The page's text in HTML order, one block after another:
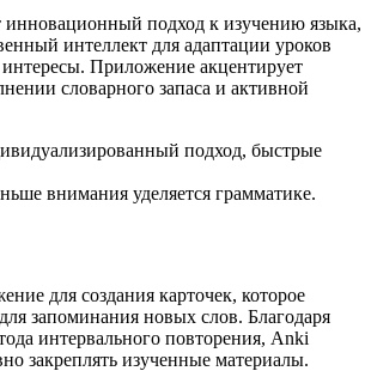
инновационный подход к изучению языка,
интеллект для адаптации уроков
Приложение акцентирует
словарного запаса и активной
подход, быстрые
внимания уделяется грамматике.
для создания карточек, которое
запоминания новых слов. Благодаря
интервального повторения, Anki
закреплять изученные материалы.